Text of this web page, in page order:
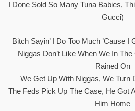
I Done Sold So Many Tuna Babies,
Gucci)
Bitch Sayin’ I Do Too Much ’cause I
Niggas Don’t Like When We In
Rained On
We Get Up With Niggas, We Turn
The Feds Pick Up The Case, He Got
Him Home